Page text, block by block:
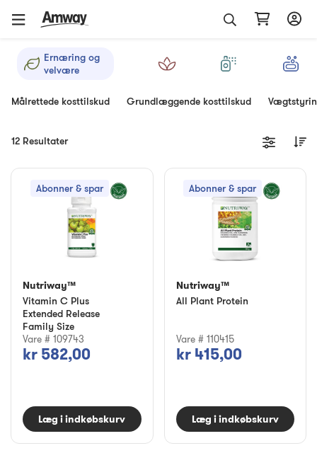
Ernæring og
velvære
Målrettede kosttilskud Grundlæggende kosttilskud
12 Resultater
Abonner & spar
Nutriway™
Vitamin C Plus
Extended Release
Family Size
Vare # 109743
kr 582,00
Læg i indkøbskurv
Abonner & spar
Nutriway™
All Plant Protein
Vare # 110415
kr 415,00
Læg i indkøbskurv